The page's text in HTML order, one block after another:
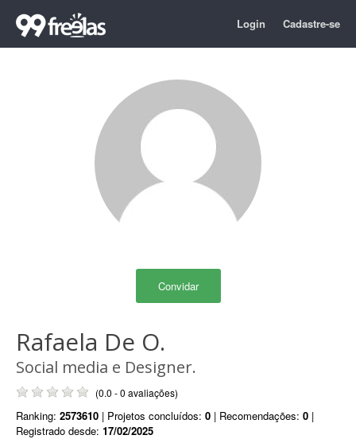
Login Cadastre-se
Convidar
Rafaela De O.
Social media e Designer.
(0.0 - 0 avaliações)
Ranking: 2573610 | Projetos concluídos: 0 | Recomendações: 0 |
Registrado desde: 17/02/2025